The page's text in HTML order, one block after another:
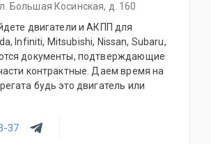
Большая Косинская, д. 160
двигатели и АКПП для
Infiniti, Mitsubishi, Nissan, Subaru,
документы, подтверждающие
время на
будь это двигатель или
37